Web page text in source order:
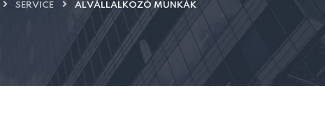
SERVICE ALVÁLLALKOZÓ MUNKÁK